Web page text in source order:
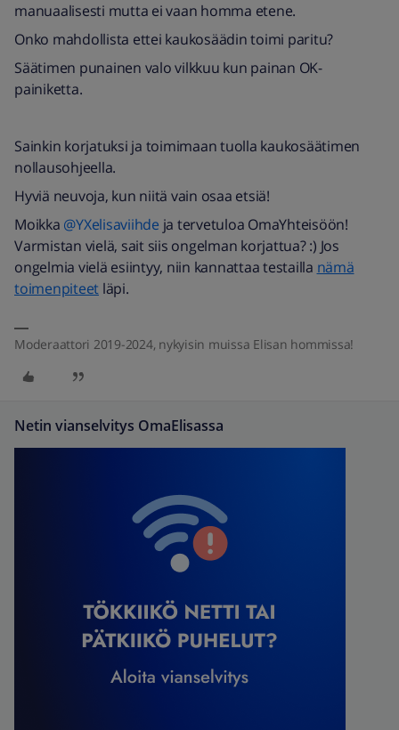
manuaalisesti mutta ei vaan homma etene.
Onko mahdollista ettei kaukosäädin toimi paritu?
Säätimen punainen valo vilkkuu kun painan OK-
painiketta.
Sainkin korjatuksi ja toimimaan tuolla kaukosäätimen
nollausohjeella.
Hyviä neuvoja, kun niitä vain osaa etsiä!
Moikka @YXelisaviihde ja tervetuloa OmaYhteisöön!
Varmistan vielä, sait siis ongelman korjattua? :) Jos
ongelmia vielä esiintyy, niin kannattaa testailla nämä
toimenpiteet läpi.
Moderaattori 2019-2024, nykyisin muissa Elisan hommissa!
Netin vianselvitys OmaElisassa